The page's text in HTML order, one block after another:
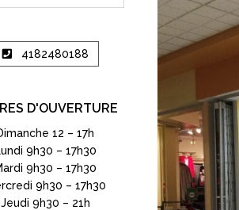
4182480188
D'OUVERTURE
12 – 17h
9h30 – 17h30
9h30 – 17h30
9h30 – 17h30
Jeudi 9h30 – 21h